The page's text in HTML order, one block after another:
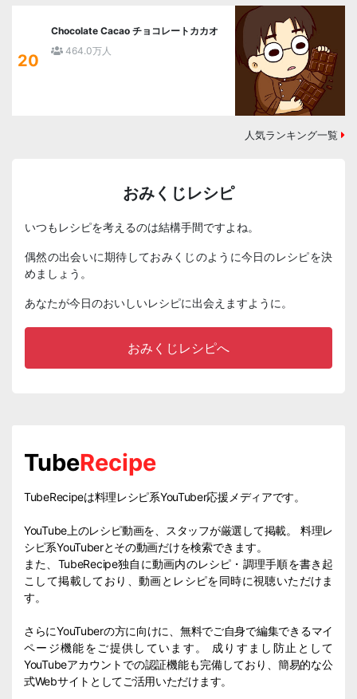
20
Chocolate Cacao チョコレートカカオ
464.0万人
人気ランキング一覧
おみくじレシピ
いつもレシピを考えるのは結構手間ですよね。
偶然の出会いに期待しておみくじのように今日のレシピを決
めましょう。
あなたが今日のおいしいレシピに出会えますように。
おみくじレシピへ
TubeRecipe
TubeRecipeは料理レシピ系YouTuber応援メディアです。
YouTube上のレシピ動画を、スタッフが厳選して掲載。 料理レ
シピ系YouTuberとその動画だけを検索できます。
また、TubeRecipe独自に動画内のレシピ・調理手順を書き起
こして掲載しており、動画とレシピを同時に視聴いただけま
す。
さらにYouTuberの方に向けに、無料でご自身で編集できるマイ
ページ機能をご提供しています。 成りすまし防止として
YouTubeアカウントでの認証機能も完備しており、簡易的な公
式Webサイトとしてご活用いただけます。